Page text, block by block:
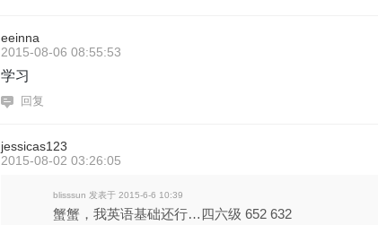
eeinna
2015-08-06 08:55:53
学习
回复
jessicas123
2015-08-02 03:26:05
blisssun 发表于 2015-6-6 10:39
蟹蟹，我英语基础还行…四六级 652 632